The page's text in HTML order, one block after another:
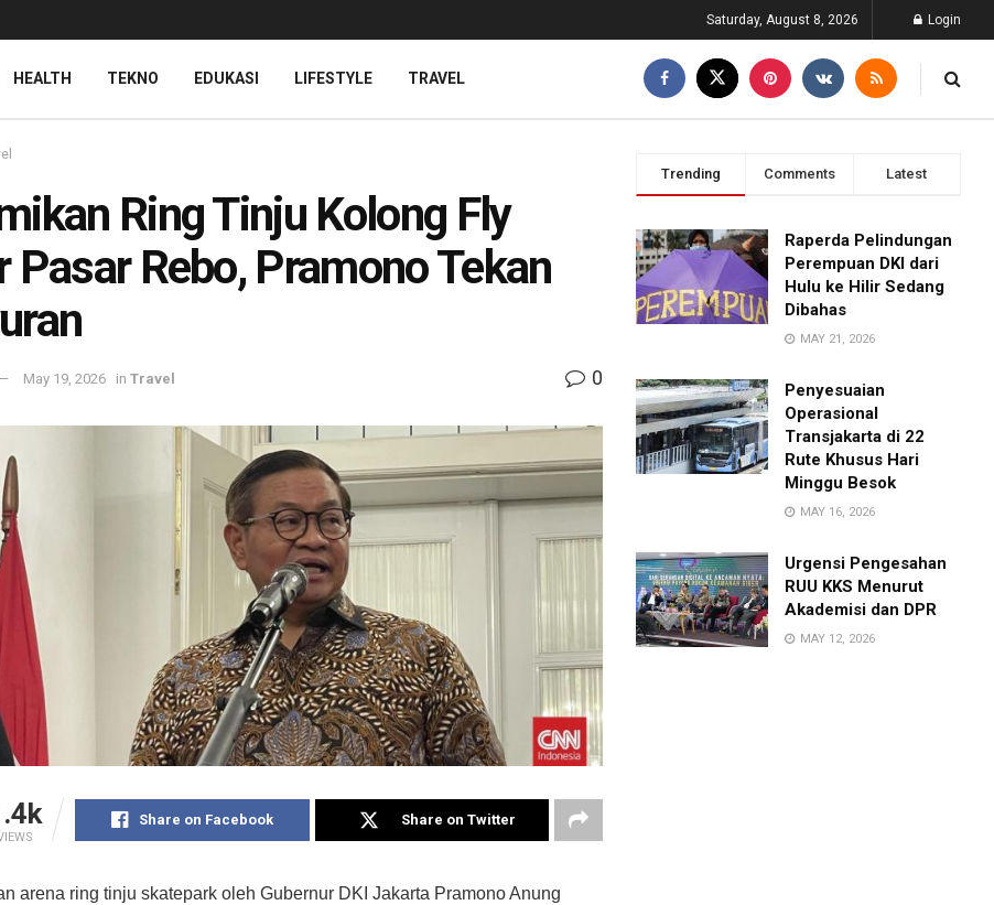
Saturday, August 8, 2026 Login
HEALTH TEKNO EDUKASI LIFESTYLE TRAVEL
Ring Tinju Kolong Fly
Pasar Rebo, Pramono Tekan
May 19, 2026 in Travel 0
Share on Facebook Share on Twitter
arena ring tinju skatepark oleh Gubernur DKI Jakarta Pramono Anung
Trending Comments Latest
Raperda Pelindungan
Perempuan DKI dari
Hulu ke Hilir Sedang
Dibahas
MAY 21, 2026
Penyesuaian
Operasional
Transjakarta di 22
Rute Khusus Hari
Minggu Besok
MAY 16, 2026
Urgensi Pengesahan
RUU KKS Menurut
Akademisi dan DPR
MAY 12, 2026